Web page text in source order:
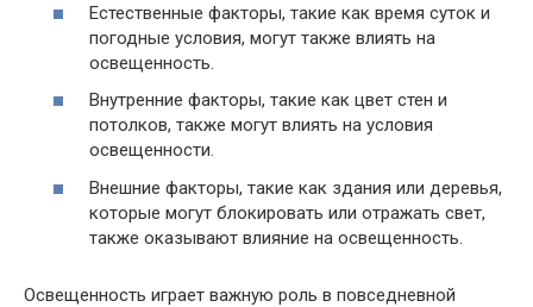
Естественные факторы, такие как время суток и
погодные условия, могут также влиять на
освещенность.
Внутренние факторы, такие как цвет стен и
потолков, также могут влиять на условия
освещенности.
Внешние факторы, такие как здания или деревья,
которые могут блокировать или отражать свет,
также оказывают влияние на освещенность.
Освещенность играет важную роль в повседневной